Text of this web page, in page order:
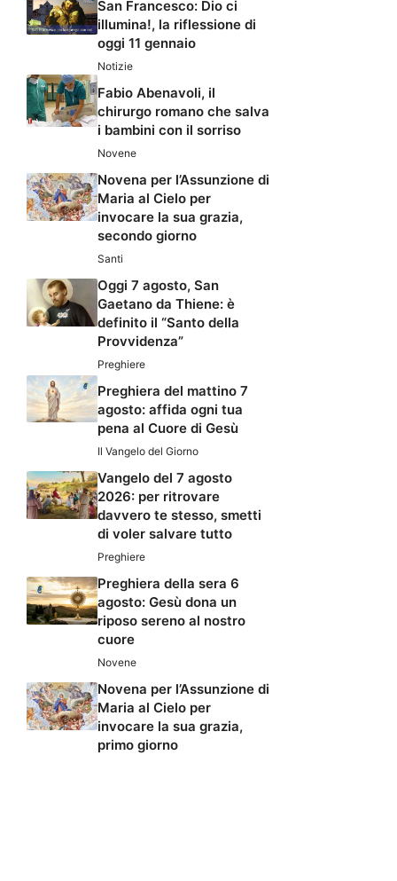
San Francesco: Dio ci
illumina!, la riflessione di
oggi 11 gennaio
Notizie
Fabio Abenavoli, il
chirurgo romano che salva
i bambini con il sorriso
Novene
Novena per l’Assunzione di
Maria al Cielo per
invocare la sua grazia,
secondo giorno
Santi
Oggi 7 agosto, San
Gaetano da Thiene: è
definito il “Santo della
Provvidenza”
Preghiere
Preghiera del mattino 7
agosto: affida ogni tua
pena al Cuore di Gesù
Il Vangelo del Giorno
Vangelo del 7 agosto
2026: per ritrovare
davvero te stesso, smetti
di voler salvare tutto
Preghiere
Preghiera della sera 6
agosto: Gesù dona un
riposo sereno al nostro
cuore
Novene
Novena per l’Assunzione di
Maria al Cielo per
invocare la sua grazia,
primo giorno